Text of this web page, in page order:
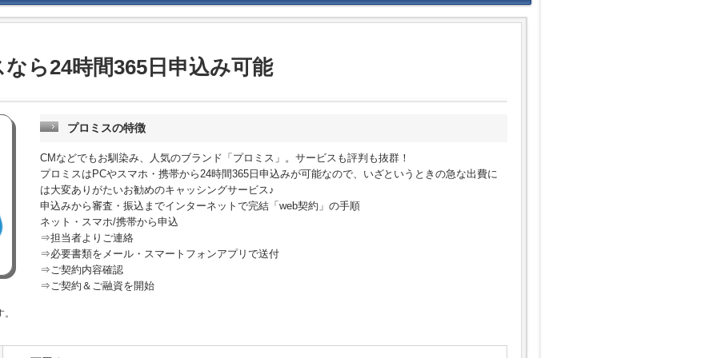
ら24時間365日申込み可能
プロミスの特徴
CMなどでもお馴染み、人気のブランド「プロミス」。サービスも評判も抜群！
プロミスはPCやスマホ・携帯から24時間365日申込みが可能なので、いざというときの急な出費に
は大変ありがたいお勧めのキャッシングサービス♪
申込みから審査・振込までインターネットで完結「web契約」の手順
ネット・スマホ/携帯から申込
⇒担当者よりご連絡
⇒必要書類をメール・スマートフォンアプリで送付
⇒ご契約内容確認
⇒ご契約＆ご融資を開始